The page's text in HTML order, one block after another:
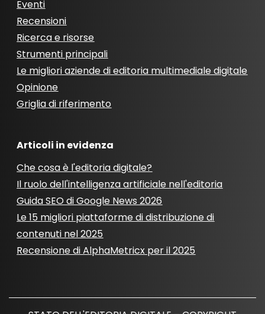
Eventi
Recensioni
Ricerca e risorse
Strumenti principali
Le migliori aziende di editoria multimediale digitale
Opinione
Griglia di riferimento
Articoli in evidenza
Che cosa è l'editoria digitale?
Il ruolo dell'intelligenza artificiale nell'editoria
Guida SEO di Google News 2026
Le 15 migliori piattaforme di distribuzione di
contenuti nel 2025
Recensione di AlphaMetricx per il 2025